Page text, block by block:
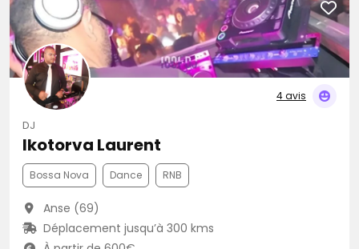
4 avis
DJ
Ikotorva Laurent
Bossa Nova Dance RNB
Anse (69)
Déplacement jusqu’à 300 kms